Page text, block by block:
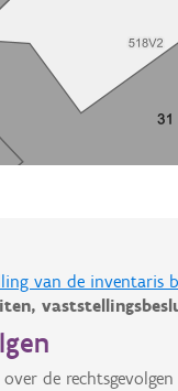
van de inventaris
de